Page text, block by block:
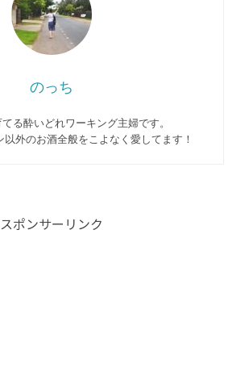
のっち
る酔いどれワーキング主婦です。
以外のお酒全般をこよなく愛してます︎！
スポンサーリンク